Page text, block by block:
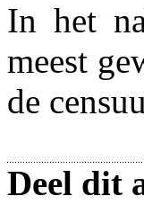
In het
meest
de
Deel dit